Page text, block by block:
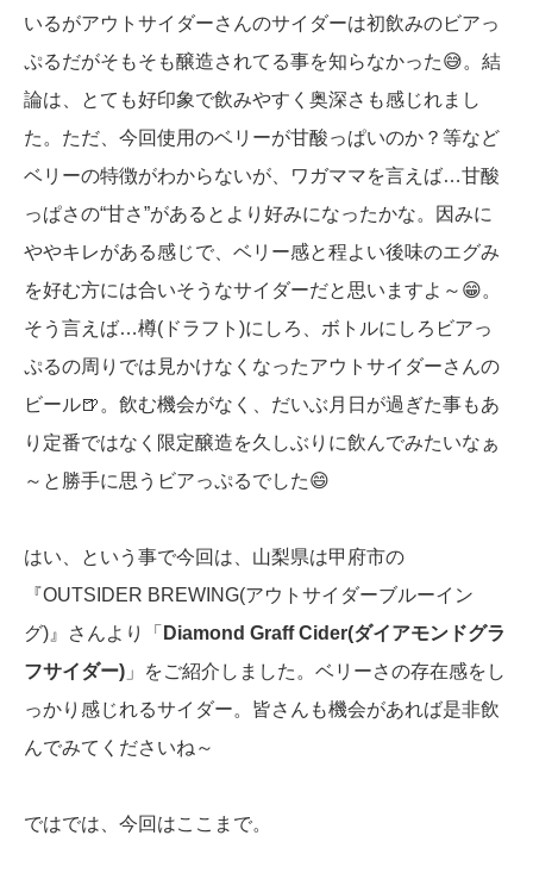
いるがアウトサイダーさんのサイダーは初飲みのビアっ
ぷるだがそもそも醸造されてる事を知らなかった😅。結
論は、とても好印象で飲みやすく奥深さも感じれまし
た。ただ、今回使用のベリーが甘酸っぱいのか？等など
ベリーの特徴がわからないが、ワガママを言えば…甘酸
っぱさの“甘さ”があるとより好みになったかな。因みに
ややキレがある感じで、ベリー感と程よい後味のエグみ
を好む方には合いそうなサイダーだと思いますよ～😁。
そう言えば…樽(ドラフト)にしろ、ボトルにしろビアっ
ぷるの周りでは見かけなくなったアウトサイダーさんの
ビール🍺。飲む機会がなく、だいぶ月日が過ぎた事もあ
り定番ではなく限定醸造を久しぶりに飲んでみたいなぁ
～と勝手に思うビアっぷるでした😄
はい、という事で今回は、山梨県は甲府市の
『OUTSIDER BREWING(アウトサイダーブルーイン
グ)』さんより「 Diamond Graff Cider(ダイアモンドグラ
フサイダー) 」をご紹介しました。ベリーさの存在感をし
っかり感じれるサイダー。皆さんも機会があれば是非飲
んでみてくださいね～
ではでは、今回はここまで。